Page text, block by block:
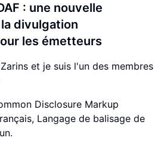
: une nouvelle
divulgation
les émetteurs
et je suis l'un des membres
Disclosure Markup
Langage de balisage de